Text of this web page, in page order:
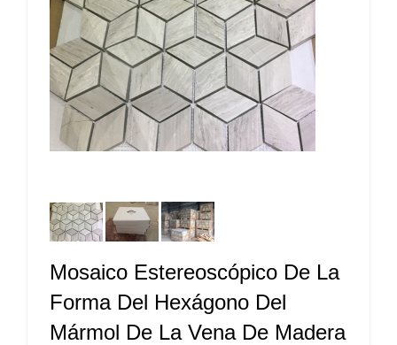
Mosaico Estereoscópico De La
Forma Del Hexágono Del
Mármol De La Vena De Madera